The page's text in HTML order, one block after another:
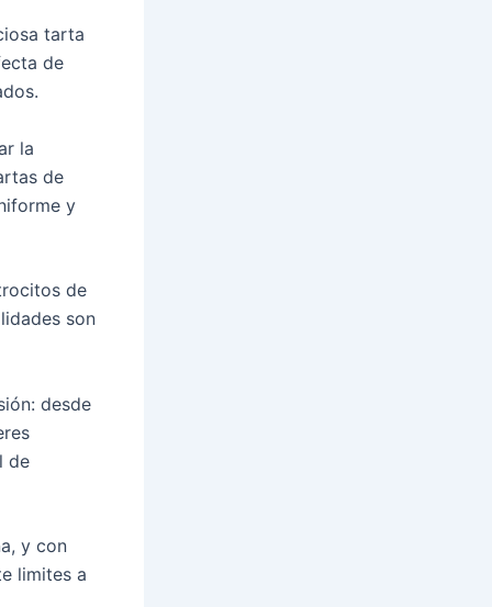
tarta
de
la
de
y
de
son
desde
de
y con
limites a